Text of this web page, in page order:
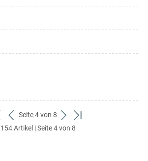
ersten
zurück
zum
Seite 4 von 8
weiter
zum
zum
154 Artikel | Seite 4 von 8